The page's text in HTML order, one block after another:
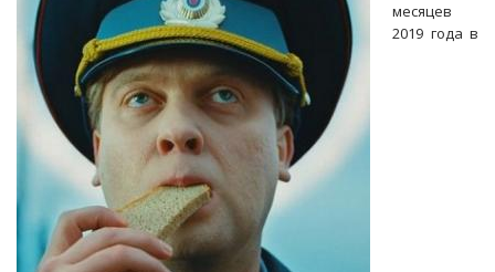
судью
из
Балашова
постановили
поместить
СИЗО
месяцев
2019 года в